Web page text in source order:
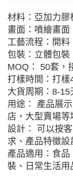
材料：亞加力膠
畫面：噴繪畫
工藝流程：開
包裝：立體包裝
MOQ： 50套，
打樣時間：打樣
大貨周期：8-
用途： 產品展
店，大型賣場等
設計： 可以按
求、產品特徵設
產品適用：食
裝、日常生活用